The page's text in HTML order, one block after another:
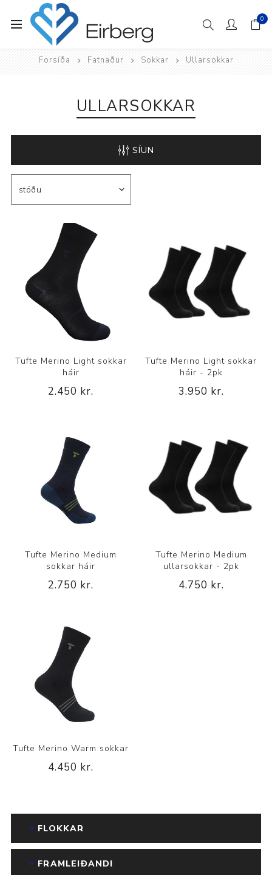
0
Forsíða Fatnaður Sokkar Ullarsokkar
ULLARSOKKAR
SÍUN
Tufte Merino Light sokkar
háir
2.450 kr.
Tufte Merino Light sokkar
háir - 2pk
3.950 kr.
Tufte Merino Medium
sokkar háir
2.750 kr.
Tufte Merino Medium
ullarsokkar - 2pk
4.750 kr.
Tufte Merino Warm sokkar
4.450 kr.
FLOKKAR
FRAMLEIÐANDI